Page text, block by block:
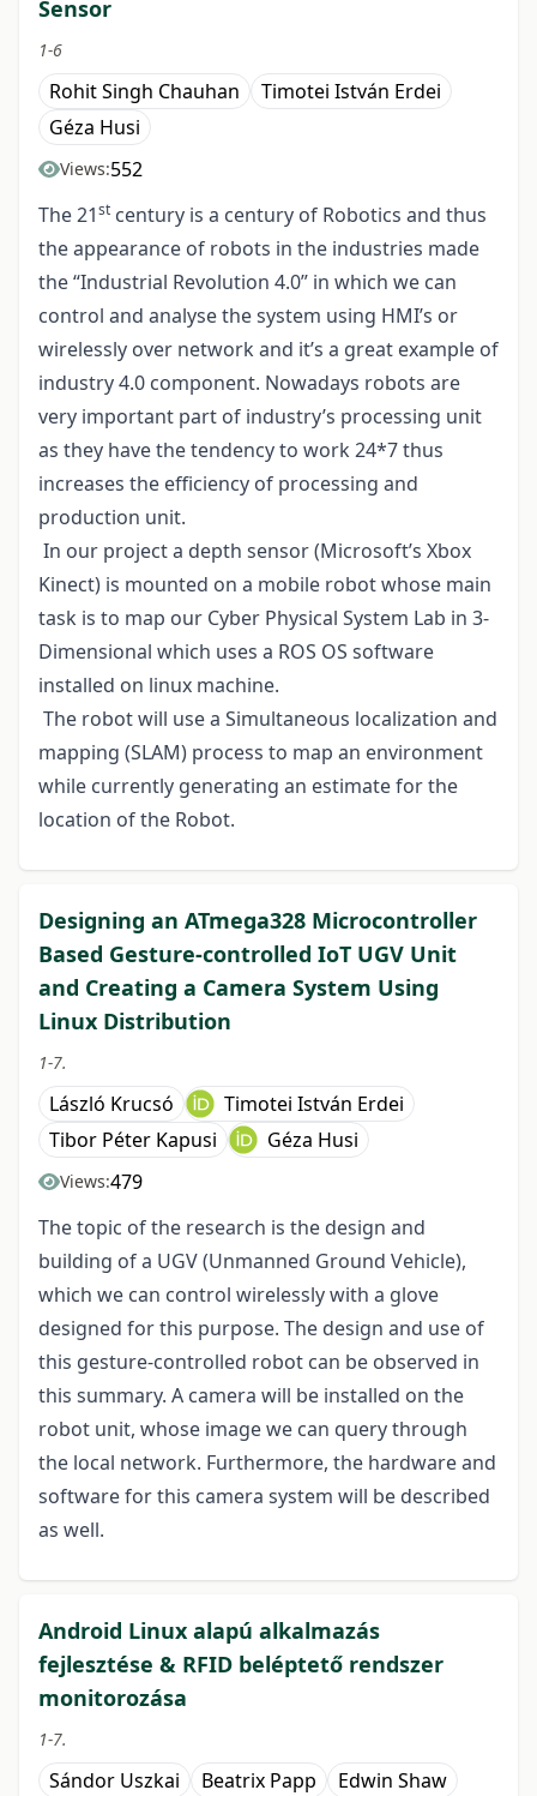
Sensor
1-6
Rohit Singh Chauhan
Timotei István Erdei
Géza Husi
Views:552
The 21st century is a century of Robotics and thus
the appearance of robots in the industries made
the “Industrial Revolution 4.0” in which we can
control and analyse the system using HMI’s or
wirelessly over network and it’s a great example of
industry 4.0 component. Nowadays robots are
very important part of industry’s processing unit
as they have the tendency to work 24*7 thus
increases the efficiency of processing and
production unit.
In our project a depth sensor (Microsoft’s Xbox
Kinect) is mounted on a mobile robot whose main
task is to map our Cyber Physical System Lab in 3-
Dimensional which uses a ROS OS software
installed on linux machine.
The robot will use a Simultaneous localization and
mapping (SLAM) process to map an environment
while currently generating an estimate for the
location of the Robot.
Designing an ATmega328 Microcontroller
Based Gesture-controlled IoT UGV Unit
and Creating a Camera System Using
Linux Distribution
1-7.
László Krucsó
Timotei István Erdei
Tibor Péter Kapusi
Géza Husi
Views:479
The topic of the research is the design and
building of a UGV (Unmanned Ground Vehicle),
which we can control wirelessly with a glove
designed for this purpose. The design and use of
this gesture-controlled robot can be observed in
this summary. A camera will be installed on the
robot unit, whose image we can query through
the local network. Furthermore, the hardware and
software for this camera system will be described
as well.
Android Linux alapú alkalmazás
fejlesztése & RFID beléptető rendszer
monitorozása
1-7.
Sándor Uszkai Beatrix Papp
Edwin Shaw